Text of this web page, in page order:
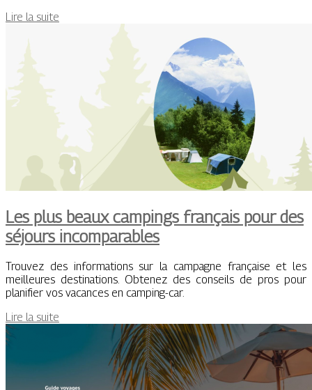
Lire la suite
Les plus beaux campings français pour des
séjours incomparables
Trouvez des informations sur la campagne française et les
meilleures destinations. Obtenez des conseils de pros pour
planifier vos vacances en camping-car.
Lire la suite